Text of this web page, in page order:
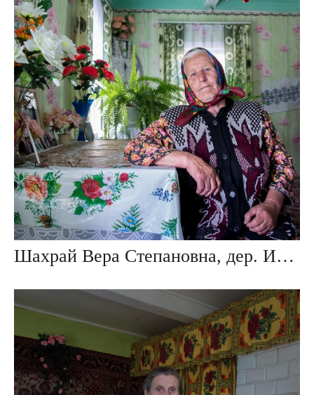
Шахрай Вера Степановна, дер. Ивезь, Беларусь